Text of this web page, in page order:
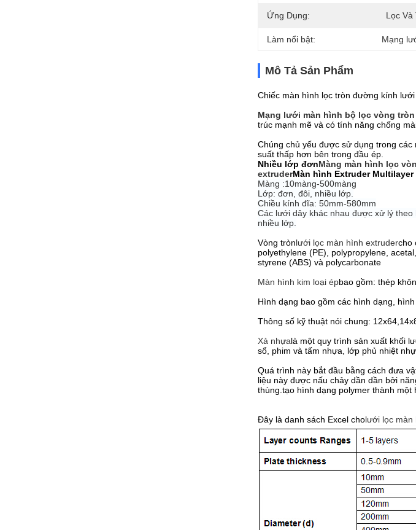
Ứng Dụng: Lọc Và
Làm nổi bật: Mạng
Mô Tả Sản Phẩm
Chiếc màn hình lọc tròn đường kính
Mạng lưới màn hình bộ lọc vòng tròn
trúc mạnh mẽ và có tính năng chống
Chúng chủ yếu được sử dụng trong
suất thấp hơn bên trong đầu ép.
Nhiều lớp đơnMàng màn hình lọc
extruderMàn hình Extruder
Màng :10màng-500màng
Lớp: đơn, đôi, nhiều lớp.
Chiều kính đĩa: 50mm-580mm
Các lưới dây khác nhau được xử lý
nhiều lớp.
Vòng trònlưới lọc màn hình extrudercho
polyethylene (PE), polypropylene,
styrene (ABS) và polycarbonate
Màn hình kim loại épbao gồm: thép
Hình dạng bao gồm các hình dạng, hình
Thông số kỹ thuật nói chung:
Xả nhựalà một quy trình sản xuất khối
sổ, phim và tấm nhựa, lớp phủ nhiệt
Quá trình này bắt đầu bằng cách đưa
liệu này được nấu chảy dần dần bởi
thùng.tạo hình dạng polymer thành
Đây là danh sách Excel cholưới lọc màn